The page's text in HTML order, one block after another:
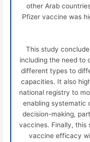
other Arab
Pfizer vaccine was
This study
including the need to
different types to
capacities. It also
national registry to
enabling systematic
decision-making,
vaccines. Finally,
vaccine efficacy